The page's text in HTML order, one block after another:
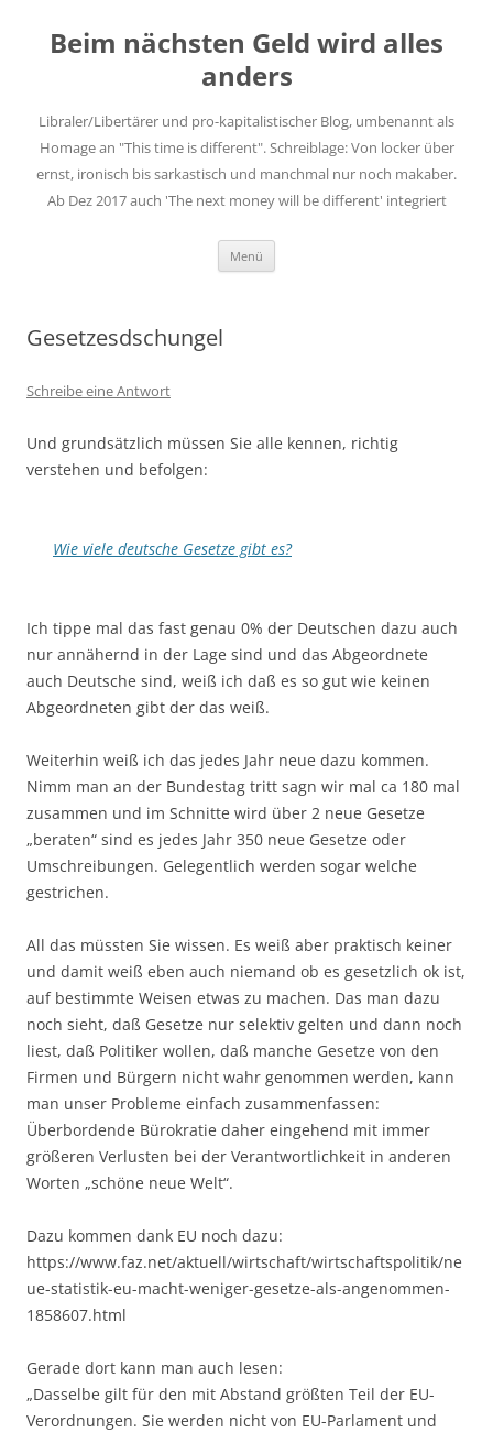
springen
Beim nächsten Geld wird alles
anders
Libraler/Libertärer und pro-kapitalistischer Blog, umbenannt als
Homage an "This time is different". Schreiblage: Von locker über
ernst, ironisch bis sarkastisch und manchmal nur noch makaber.
Ab Dez 2017 auch 'The next money will be different' integriert
Menü
Gesetzesdschungel
Schreibe eine Antwort
Und grundsätzlich müssen Sie alle kennen, richtig
verstehen und befolgen:
Wie viele deutsche Gesetze gibt es?
Ich tippe mal das fast genau 0% der Deutschen dazu auch
nur annähernd in der Lage sind und das Abgeordnete
auch Deutsche sind, weiß ich daß es so gut wie keinen
Abgeordneten gibt der das weiß.
Weiterhin weiß ich das jedes Jahr neue dazu kommen.
Nimm man an der Bundestag tritt sagn wir mal ca 180 mal
zusammen und im Schnitte wird über 2 neue Gesetze
„beraten“ sind es jedes Jahr 350 neue Gesetze oder
Umschreibungen. Gelegentlich werden sogar welche
gestrichen.
All das müssten Sie wissen. Es weiß aber praktisch keiner
und damit weiß eben auch niemand ob es gesetzlich ok ist,
auf bestimmte Weisen etwas zu machen. Das man dazu
noch sieht, daß Gesetze nur selektiv gelten und dann noch
liest, daß Politiker wollen, daß manche Gesetze von den
Firmen und Bürgern nicht wahr genommen werden, kann
man unser Probleme einfach zusammenfassen:
Überbordende Bürokratie daher eingehend mit immer
größeren Verlusten bei der Verantwortlichkeit in anderen
Worten „schöne neue Welt“.
Dazu kommen dank EU noch dazu:
https://www.faz.net/aktuell/wirtschaft/wirtschaftspolitik/ne
ue-statistik-eu-macht-weniger-gesetze-als-angenommen-
1858607.html
Gerade dort kann man auch lesen:
„Dasselbe gilt für den mit Abstand größten Teil der EU-
Verordnungen. Sie werden nicht von EU-Parlament und